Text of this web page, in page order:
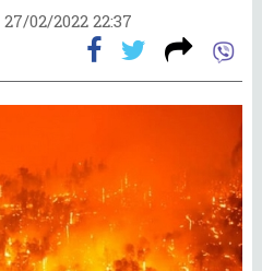
27/02/2022 22:37